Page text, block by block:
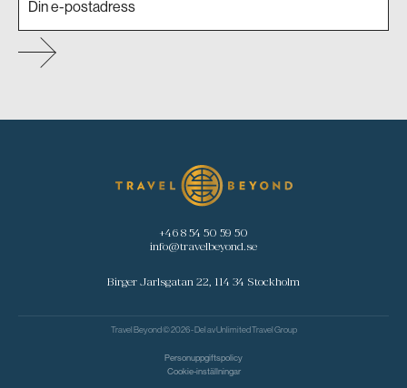
+46 8 54 50 59 50
info@travelbeyond.se
Birger Jarlsgatan 22, 114 34 Stockholm
Travel Beyond © 2026 - Del avUnlimited Travel Group
Personuppgiftspolicy
Cookie-inställningar